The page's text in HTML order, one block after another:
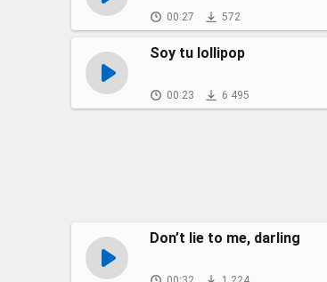
00:27 572
Soy tu lollipop
00:23 6 495
Don’t lie to me, darling